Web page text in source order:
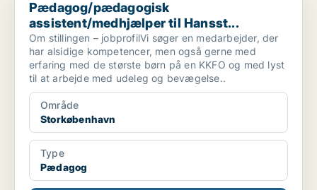
Pædagog/pædagogisk
assistent/medhjælper til Hansst...
Om stillingen – jobprofilVi søger en medarbejder, der
har alsidige kompetencer, men også gerne med
erfaring med de største børn på en KKFO og med lyst
til at arbejde med udeleg og bevægelse..
Område
Storkøbenhavn
Type
Pædagog